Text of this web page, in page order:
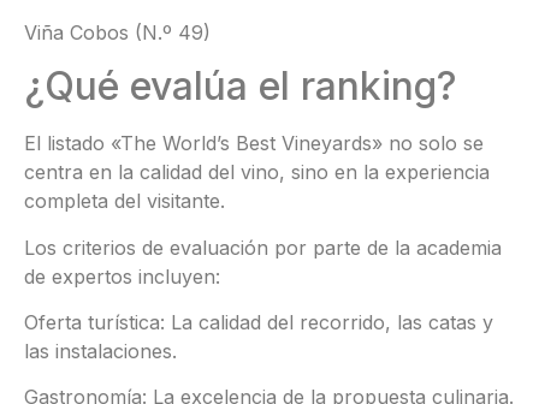
Viña Cobos (N.º 49)
¿Qué evalúa el ranking?
El listado «The World’s Best Vineyards» no solo se
centra en la calidad del vino, sino en la experiencia
completa del visitante.
Los criterios de evaluación por parte de la academia
de expertos incluyen:
Oferta turística: La calidad del recorrido, las catas y
las instalaciones.
Gastronomía: La excelencia de la propuesta culinaria.